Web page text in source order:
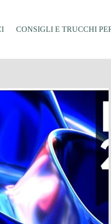
CONSIGLI E TRUCCHI